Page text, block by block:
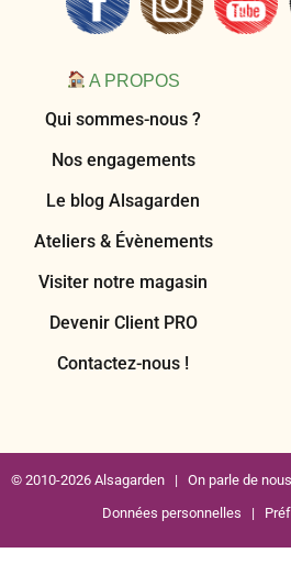
A PROPOS
Qui sommes-nous ?
Nos engagements
Le blog Alsagarden
Ateliers & Évènements
Visiter notre magasin
Devenir Client PRO
Contactez-nous !
© 2010-2026 Alsagarden | On parle de nous
Données personnelles |